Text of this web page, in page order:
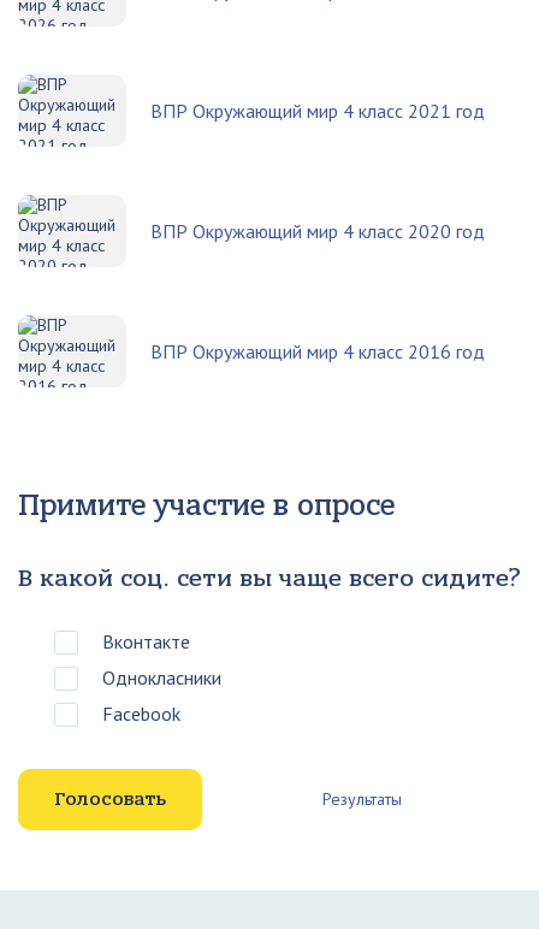
ВПР Окружающий мир 4 класс 2021 год
ВПР Окружающий мир 4 класс 2020 год
ВПР Окружающий мир 4 класс 2016 год
Примите участие в опросе
В какой соц. сети вы чаще всего сидите?
Вконтакте
Однокласники
Facebook
Результаты